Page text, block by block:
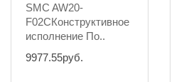
SMC AW20-
F02СКонструктивное
исполнение По..
9977.55руб.